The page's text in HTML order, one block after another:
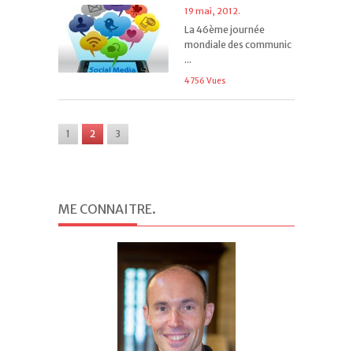
19 mai, 2012.
La 46ème journée
mondiale des communic
...
4756 Vues
1 2 3
ME CONNAITRE.